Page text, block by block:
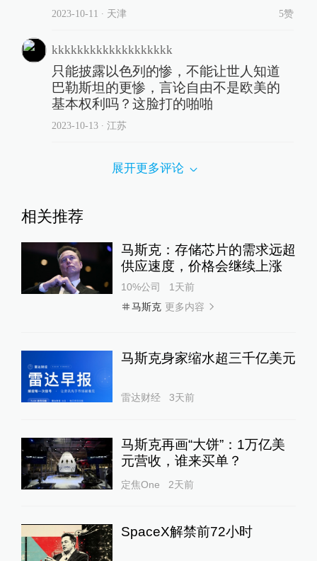
2023-10-11 ∙ 天津 5赞
kkkkkkkkkkkkkkkkkkk
只能披露以色列的惨，不能让世人知道
巴勒斯坦的更惨，言论自由不是欧美的
基本权利吗？这脸打的啪啪
2023-10-13∙ 江苏
展开更多评论
相关推荐
马斯克：存储芯片的需求远超
供应速度，价格会继续上涨
10%公司
1天前
马斯克 更多内容
马斯克身家缩水超三千亿美元
雷达财经 3天前
马斯克再画“大饼”：1万亿美
元营收，谁来买单？
定焦One 2天前
SpaceX解禁前72小时